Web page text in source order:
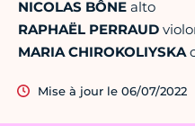
NICOLAS BÔNE alto
RAPHAËL PERRAUD
MARIA CHIROKOLIYSKA
Mise à jour le 06/07/2022